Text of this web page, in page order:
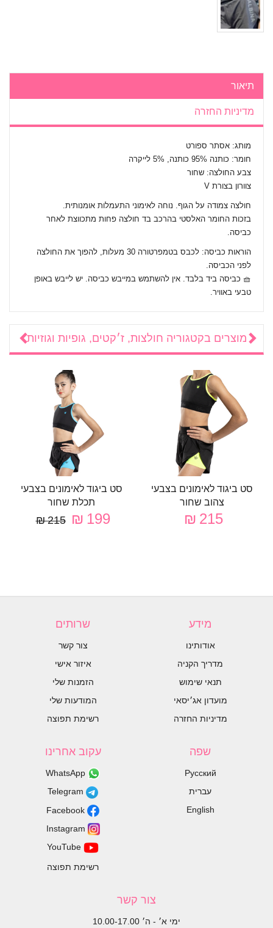
תיאור
מדיניות החזרה
מותג: אסתר ספורט
חומר: כותנה 95% כותנה, 5% לייקרה
צבע החולצה: שחור
צוורון בצורת V
חולצה צמודה על הגוף. נוחה לאימוני התעמלות אומנותית.
בזכות החומר האלסטי בהרכב בד חולצה פחות מתכווצת לאחר
כביסה.
הוראות כביסה: לכבס בטמפרטורה 30 מעלות, להפוך את החולצה
לפני הכביסה.
🧺 כביסה ביד בלבד. אין להשתמש במייבש כביסה. יש לייבש באופן
טבעי באוויר.
מוצרים בקטגוריה חולצות, ז׳קטים, גופיות וגוזיות
סט ביגוד לאימונים בצבעי
צהוב שחור
215 ₪
סט ביגוד לאימונים בצבעי
תכלת שחור
199 ₪
215 ₪
מידע
אודותינו
מדריך הקניה
תנאי שימוש
מועדון אג׳יסאי
מדיניות החזרה
שרותים
צור קשר
איזור אישי
הזמנות שלי
המודעות שלי
רשימת תפוצה
שפה
Русский
עברית
English
עקוב אחרינו
רשימת תפוצה
צור קשר
ימי א׳ - ה׳ 10.00-17.00